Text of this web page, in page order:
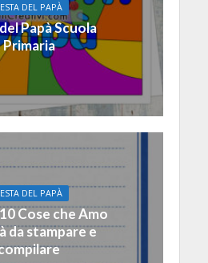
DEL PAPÀ
Papà Scuola
Primaria
DEL PAPÀ
Cose che Amo
da stampare e